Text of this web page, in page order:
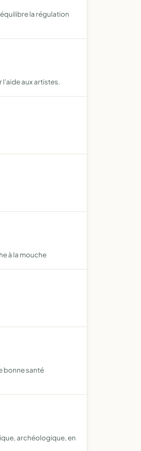
la régulation
aux artistes.
à la mouche
bonne santé
archéologique, en